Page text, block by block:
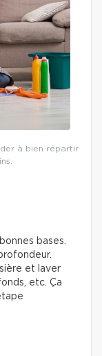
à bien répartir
bases.
et laver
etc. Ça